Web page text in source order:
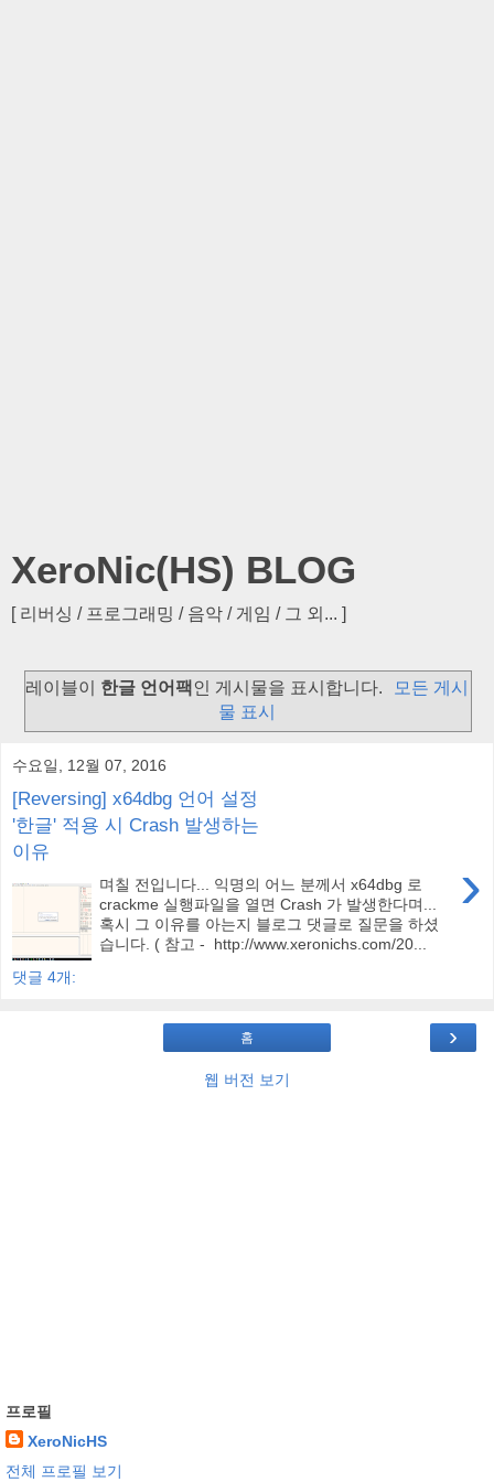
XeroNic(HS) BLOG
[ 리버싱 / 프로그래밍 / 음악 / 게임 / 그 외... ]
레이블이 한글 언어팩 인 게시물을 표시합니다.
모든 게시
물 표시
수요일, 12월 07, 2016
[Reversing] x64dbg 언어 설정
'한글' 적용 시 Crash 발생하는
이유
›
며칠 전입니다... 익명의 어느 분께서 x64dbg 로
crackme 실행파일을 열면 Crash 가 발생한다며...
혹시 그 이유를 아는지 블로그 댓글로 질문을 하셨
습니다. ( 참고 - http://www.xeronichs.com/20...
댓글 4개:
›
홈
웹 버전 보기
프로필
XeroNicHS
전체 프로필 보기